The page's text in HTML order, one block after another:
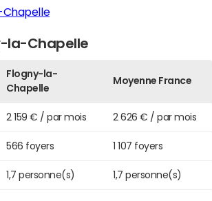
Chapelle
la-Chapelle
Flogny-la-
Chapelle
Moyenne France
2 159 € / par mois 2 626 € / par mois
566 foyers 1 107 foyers
1,7 personne(s) 1,7 personne(s)